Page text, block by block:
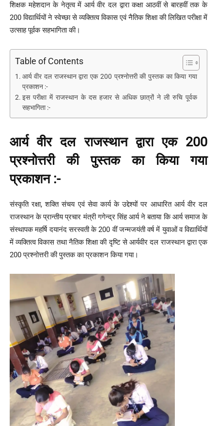
शिक्षक महेशदान के नेतृत्व में आर्य वीर दल द्वारा कक्षा आठवीं से बारहवीं तक के
200 विद्यार्थियों ने स्वेच्छा से व्यक्तित्व विकास एवं नैतिक शिक्षा की लिखित परीक्षा में
उत्साह पूर्वक सहभागिता की।
Table of Contents
आर्य वीर दल राजस्थान द्वारा एक 200 प्रश्नोत्तरी की पुस्तक का किया गया
प्रकाशन :-
इस परीक्षा में राजस्थान के दस हजार से अधिक छात्रों ने ली रुचि पूर्वक
सहभागिता :-
आर्य वीर दल राजस्थान द्वारा एक 200
प्रश्नोत्तरी की पुस्तक का किया गया
प्रकाशन :-
संस्कृति रक्षा, शक्ति संचय एवं सेवा कार्य के उद्देश्यों पर आधारित आर्य वीर दल
राजस्थान के प्रान्तीय प्रचार मंत्री गगेन्द्र सिंह आर्य ने बताया कि आर्य समाज के
संस्थापक महर्षि दयानंद सरस्वती के 200 वीं जन्मजयंती वर्ष में युवाओं व विद्यार्थियों
में व्यक्तित्व विकास तथा नैतिक शिक्षा की दृष्टि से आर्यवीर दल राजस्थान द्वारा एक
200 प्रश्नोत्तरी की पुस्तक का प्रकाशन किया गया।